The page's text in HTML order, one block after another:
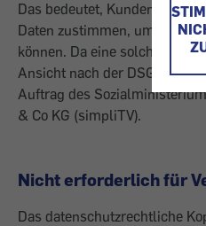
Das bedeutet, Kunden
Daten zustimmen, um einen
können. Da eine solche
Ansicht nach der DSGVO
Auftrag des
& Co KG (simpliTV).
Nicht erforderlich für
Das datenschutzrechtliche